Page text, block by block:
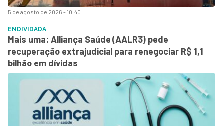
5 de agosto de 2026 - 10:40
ENDIVIDADA
Mais uma: Alliança Saúde (AALR3) pede
recuperação extrajudicial para renegociar R$ 1,1
bilhão em dívidas